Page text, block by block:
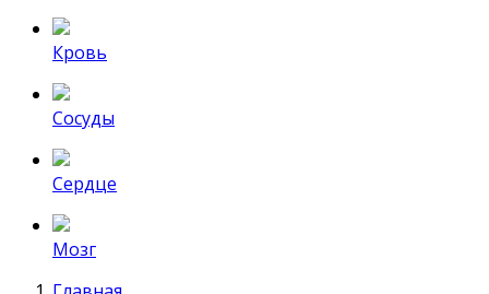
Кровь
Сосуды
Сердце
Мозг